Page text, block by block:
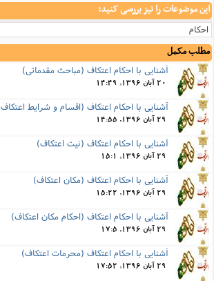
این موضوعات را نیز بررسی کنید:
احکام
مطلب مکمل
آشنایی با احکام اعتکاف (مباحث مقدماتی)
20 آبان 1396, 14:49
آشنایی با احکام اعتکاف (اقسام و شرایط اعتکاف)
29 آبان 1396, 14:55
آشنایی با احکام اعتکاف (نیت اعتکاف)
29 آبان 1396, 15:1
آشنایی با احکام اعتکاف (مکان اعتکاف)
29 آبان 1396, 15:22
آشنایی با احکام اعتکاف (احکام مکان اعتکاف)
29 آبان 1396, 17:5
آشنایی با احکام اعتکاف (محرمات اعتکاف)
29 آبان 1396, 17:52